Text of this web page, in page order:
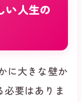
い人生の
に大きな壁か
要はありま